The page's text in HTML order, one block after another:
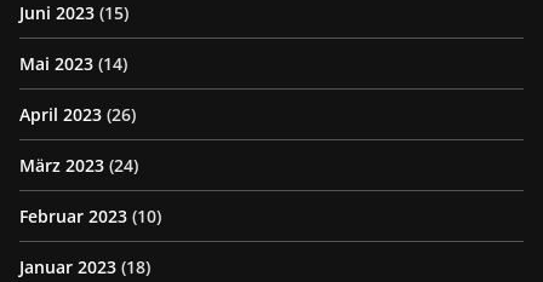
Juni 2023 (15)
Mai 2023 (14)
April 2023 (26)
März 2023 (24)
Februar 2023 (10)
Januar 2023 (18)